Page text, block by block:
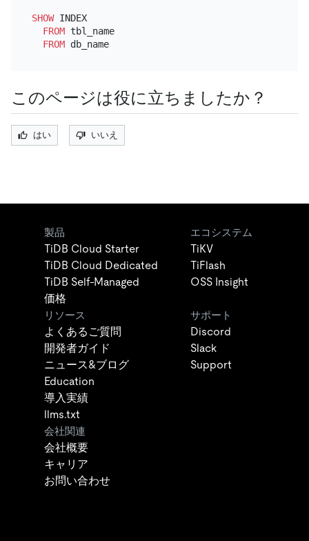
SHOW INDEX
FROM tbl_name
FROM
db_name
このページは役に立ちましたか？
はい いいえ
製品
TiDB Cloud Starter
TiDB Cloud Dedicated
TiDB Self-Managed
価格
エコシステム
TiKV
TiFlash
OSS Insight
リソース
よくあるご質問
開発者ガイド
ニュース&ブログ
Education
導入実績
llms.txt
サポート
Discord
Slack
Support
会社関連
会社概要
キャリア
お問い合わせ